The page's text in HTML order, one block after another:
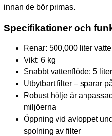
innan de bör primas.
Specifikationer och
Renar: 500,000 liter
Vikt: 6 kg
Snabbt vattenflöde: 5
Utbytbart filter – sparar
Robust hölje är
miljöerna
Öppning vid avloppet
spolning av filter